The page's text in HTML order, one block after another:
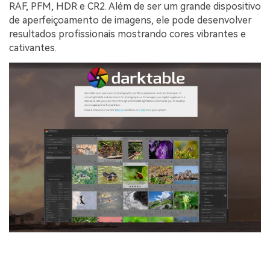
RAF, PFM, HDR e CR2. Além de ser um grande dispositivo
de aperfeiçoamento de imagens, ele pode desenvolver
resultados profissionais mostrando cores vibrantes e
cativantes.